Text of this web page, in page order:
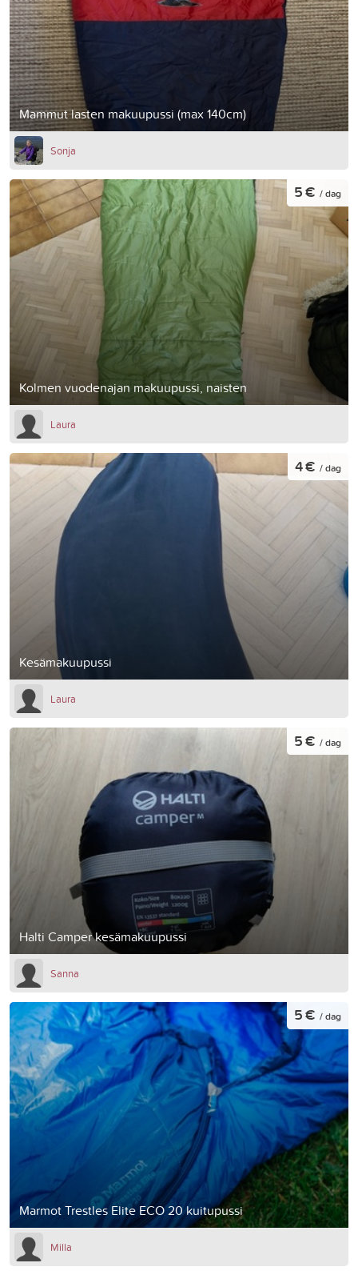
Mammut lasten makuupussi (max 140cm)
Sonja
Kolmen vuodenajan makuupussi, naisten
5 € / dag
Laura
Kesämakuupussi
4 € / dag
Laura
Halti Camper kesämakuupussi
5 € / dag
Sanna
Marmot Trestles Elite ECO 20 kuitupussi
5 € / dag
Milla